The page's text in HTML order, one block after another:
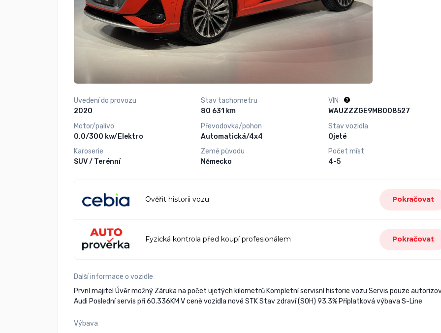
Uvedení do provozu
2020
Motor/palivo
0,0/300 kw/Elektro
Karoserie
SUV / Terénní
Stav tachometru
80 631 km
Převodovka/pohon
Automatická/4x4
Země původu
Německo
VIN
WAUZZZGE9MB008527
Stav vozidla
Ojeté
Počet míst
4-5
Ověřit historii vozu Pokračovat
Fyzická kontrola před koupí profesionálem Pokračovat
Další informace o vozidle
První majitel Úvěr možný Záruka na počet ujetých kilometrů Kompletní servisní historie vozu Servis pouze
Audi Poslední servis při 60.336KM V ceně vozidla nové STK Stav zdraví (SOH) 93.3% Příplatková výbava S-Line
Výbava